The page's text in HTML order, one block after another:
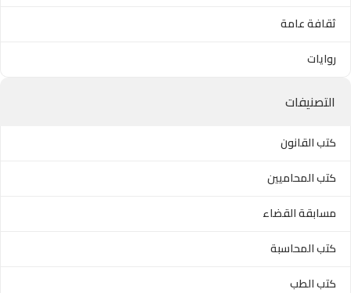
ثقافة عامة
روايات
التصنيفات
كتب القانون
كتب المحاميين
مسابقة القضاء
كتب المحاسبة
كتب الطب